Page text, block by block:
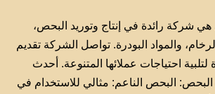
شركة رائدة في إنتاج وتوريد البحص،
والمواد البودرة. تواصل الشركة تقديم
لتلبية احتياجات عملائها المتنوعة. أحدث
البحص: البحص الناعم: مثالي للاستخدام في